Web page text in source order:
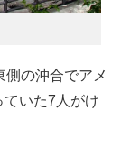
の沖合でアメ
ていた7人がけ